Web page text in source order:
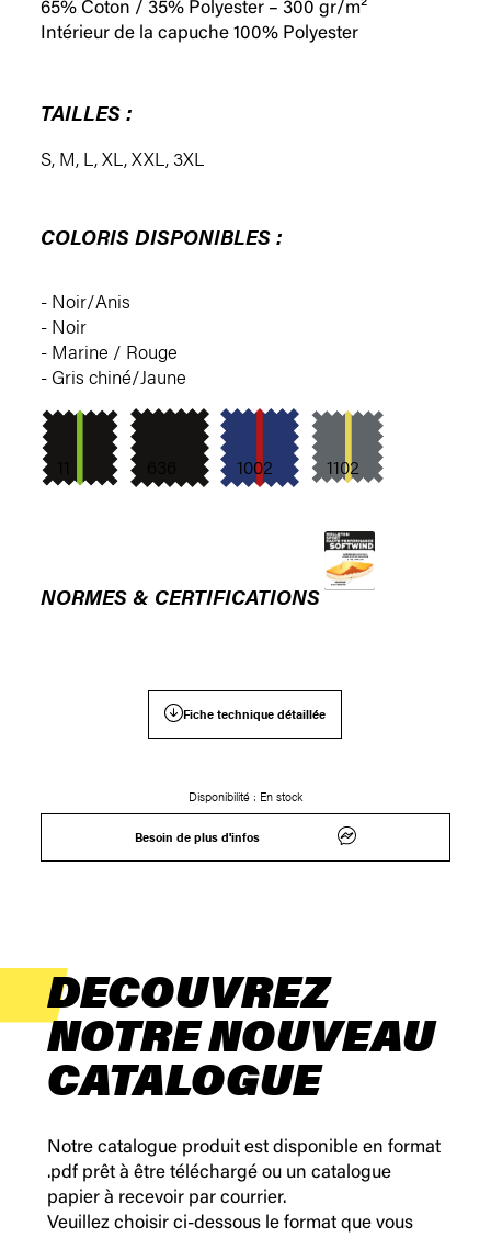
65% Coton / 35% Polyester – 300 gr/m²
Intérieur de la capuche 100% Polyester
TAILLES :
S, M, L ,XL ,XXL , 3XL
COLORIS DISPONIBLES :
- Noir/Anis
- Noir
- Marine / Rouge
- Gris chiné/Jaune
1002 1102
NORMES & CERTIFICATIONS
Fiche technique détaillée
Disponibilité : En stock
Besoin de plus d'infos
DECOUVREZ
NOTRE NOUVEAU
CATALOGUE
Notre catalogue produit est disponible en format
.pdf prêt à être téléchargé ou un catalogue
papier à recevoir par courrier.
Veuillez choisir ci-dessous le format que vous